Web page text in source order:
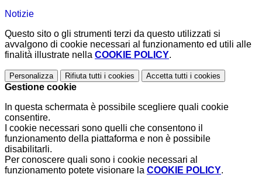
Notizie
Questo sito o gli strumenti terzi da questo utilizzati si
avvalgono di cookie necessari al funzionamento ed utili alle
finalità illustrate nella COOKIE POLICY.
Personalizza Rifiuta tutti i cookies Accetta tutti i cookies
Gestione cookie
In questa schermata è possibile scegliere quali cookie
consentire.
I cookie necessari sono quelli che consentono il
funzionamento della piattaforma e non è possibile
disabilitarli.
Per conoscere quali sono i cookie necessari al
funzionamento potete visionare la COOKIE POLICY.